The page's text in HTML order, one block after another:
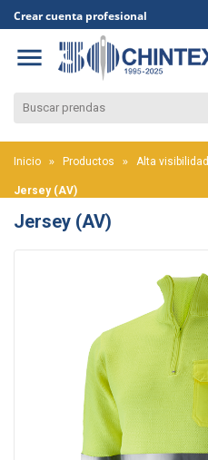
Crear cuenta profesional

Inicio Productos Alta visibilidad
Jersey (AV)
Jersey (AV)